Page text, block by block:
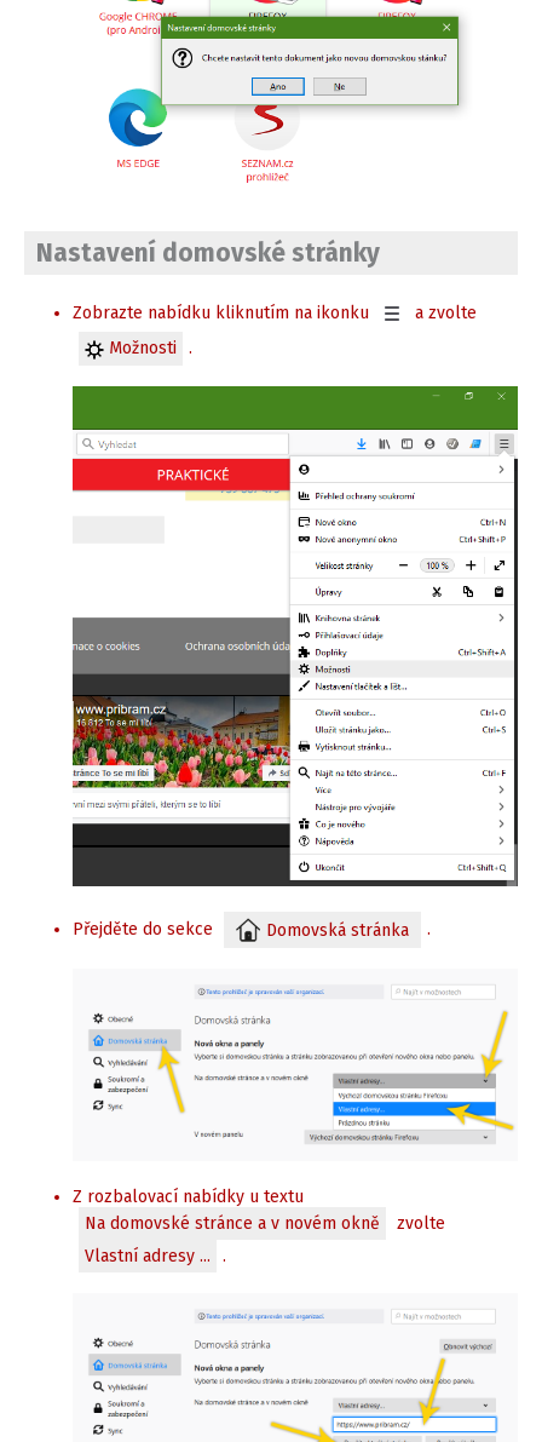
Nastavení domovské stránky
Zobrazte nabídku kliknutím na ikonku
a zvolte
Možnosti
.
Přejděte do sekce Domovská stránka .
Z rozbalovací nabídky u textu
Na domovské stránce a v novém okně
zvolte
Vlastní adresy ...
.